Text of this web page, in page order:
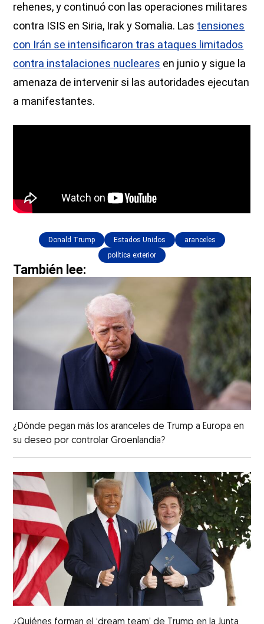
rehenes, y continuó con las operaciones militares
contra ISIS en Siria, Irak y Somalia. Las tensiones
con Irán se intensificaron tras ataques limitados
contra instalaciones nucleares en junio y sigue la
amenaza de intervenir si las autoridades ejecutan
a manifestantes.
Donald Trump Estados Unidos
aranceles
política exterior
También lee:
¿Dónde pegan más los aranceles de Trump a Europa en
su deseo por controlar Groenlandia?
¿Quiénes forman el ‘dream team’ de Trump en la Junta